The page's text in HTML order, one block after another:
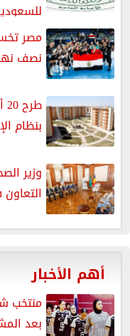
مصر
نصف
بنظام
وزير
أهم الأخبار
منتخب
بعد